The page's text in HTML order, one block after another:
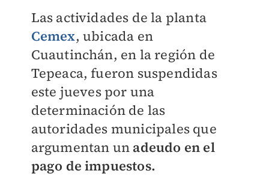
Las actividades de la planta
Cemex, ubicada en
Cuautinchán, en la región de
Tepeaca, fueron suspendidas
este jueves por una
determinación de las
autoridades municipales que
argumentan un adeudo en el
pago de impuestos.